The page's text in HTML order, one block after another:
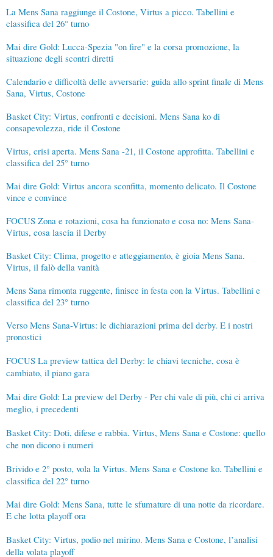
La Mens Sana raggiunge il Costone, Virtus a picco. Tabellini e
classifica del 26° turno
Mai dire Gold: Lucca-Spezia "on fire" e la corsa promozione, la
situazione degli scontri diretti
Calendario e difficoltà delle avversarie: guida allo sprint finale di Mens
Sana, Virtus, Costone
Basket City: Virtus, confronti e decisioni. Mens Sana ko di
consapevolezza, ride il Costone
Virtus, crisi aperta. Mens Sana -21, il Costone approfitta. Tabellini e
classifica del 25° turno
Mai dire Gold: Virtus ancora sconfitta, momento delicato. Il Costone
vince e convince
FOCUS Zona e rotazioni, cosa ha funzionato e cosa no: Mens Sana-
Virtus, cosa lascia il Derby
Basket City: Clima, progetto e atteggiamento, è gioia Mens Sana.
Virtus, il falò della vanità
Mens Sana rimonta ruggente, finisce in festa con la Virtus. Tabellini e
classifica del 23° turno
Verso Mens Sana-Virtus: le dichiarazioni prima del derby. E i nostri
pronostici
FOCUS La preview tattica del Derby: le chiavi tecniche, cosa è
cambiato, il piano gara
Mai dire Gold: La preview del Derby - Per chi vale di più, chi ci arriva
meglio, i precedenti
Basket City: Doti, difese e rabbia. Virtus, Mens Sana e Costone: quello
che non dicono i numeri
Brivido e 2° posto, vola la Virtus. Mens Sana e Costone ko. Tabellini e
classifica del 22° turno
Mai dire Gold: Mens Sana, tutte le sfumature di una notte da ricordare.
E che lotta playoff ora
Basket City: Virtus, podio nel mirino. Mens Sana e Costone, l’analisi
della volata playoff